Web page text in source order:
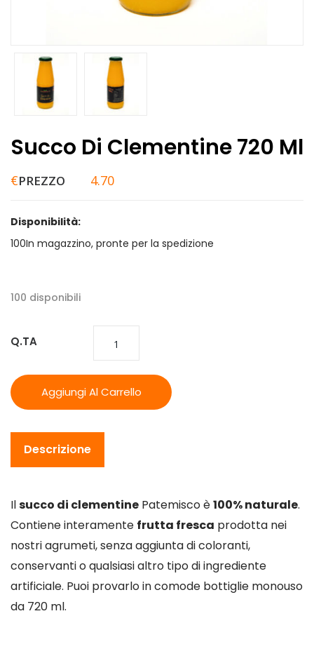
Succo Di Clementine 720 Ml
€PREZZO 4.70
Disponibilità:
100In magazzino, pronte per la spedizione
100 disponibili
Q.TA
Aggiungi Al Carrello
Descrizione
Ilsucco di clementine Patemisco è100% naturale.
Contiene interamente frutta fresca prodotta nei
nostri agrumeti, senza aggiunta di coloranti,
conservanti o qualsiasi altro tipo di ingrediente
artificiale. Puoi provarlo in comode bottiglie monouso
da 720 ml.